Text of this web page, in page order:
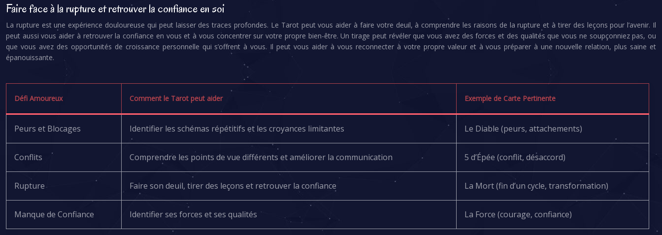
Faire face à la rupture et retrouver la confiance en soi
La rupture est une expérience douloureuse qui peut laisser des traces profondes. Le Tarot peut vous aider à faire votre deuil, à comprendre les raisons de la rupture et à tirer des leçons pour l’avenir. Il
peut aussi vous aider à retrouver la confiance en vous et à vous concentrer sur votre propre bien-être. Un tirage peut révéler que vous avez des forces et des qualités que vous ne soupçonniez pas, ou
que vous avez des opportunités de croissance personnelle qui s’offrent à vous. Il peut vous aider à vous reconnecter à votre propre valeur et à vous préparer à une nouvelle relation, plus saine et
épanouissante.
Défi Amoureux Comment le Tarot peut aider Exemple de Carte Pertinente
Peurs et Blocages Identifier les schémas répétitifs et les croyances limitantes Le Diable (peurs, attachements)
Conflits Comprendre les points de vue différents et améliorer la communication 5 d’Épée (conflit, désaccord)
Rupture Faire son deuil, tirer des leçons et retrouver la confiance La Mort (fin d’un cycle, transformation)
Manque de Confiance Identifier ses forces et ses qualités La Force (courage, confiance)